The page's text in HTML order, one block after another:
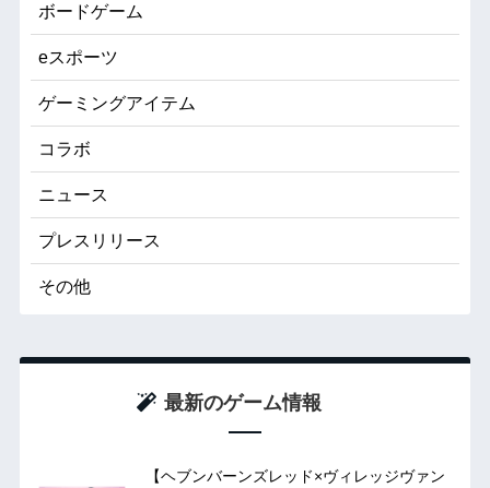
ボードゲーム
eスポーツ
ゲーミングアイテム
コラボ
ニュース
プレスリリース
その他
最新のゲーム情報
【ヘブンバーンズレッド×ヴィレッジヴァン